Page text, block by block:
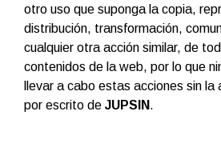
otro uso que suponga la copia,
distribución, transformación,
cualquier otra acción similar, de
contenidos de la web, por lo que
llevar a cabo estas acciones sin
por escrito de JUPSIN.